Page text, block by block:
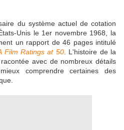
du système actuel de cotation
Unis le 1er novembre 1968, la
un rapport de 46 pages intitulé
Film Ratings at 50. L'histoire de la
avec de nombreux détails
comprendre certaines des